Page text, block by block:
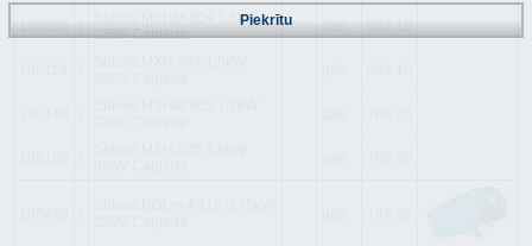
108096 i
Sūknis MXHM 804 1,5kW
230V Calpeda
gab 603.10
Piekrītu